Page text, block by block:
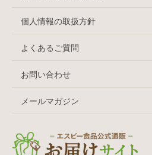
個人情報の取扱方針
よくあるご質問
お問い合わせ
メールマガジン